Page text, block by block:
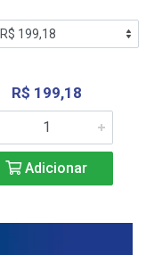
R$ 199,18
Adicionar